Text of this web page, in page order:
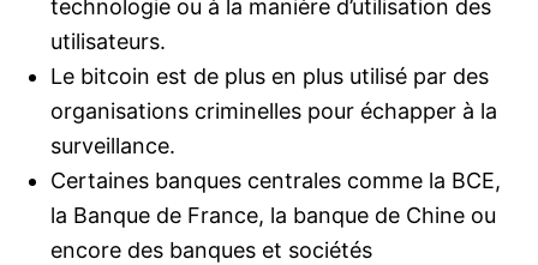
technologie ou à la manière d’utilisation des
utilisateurs.
Le bitcoin est de plus en plus utilisé par des
organisations criminelles pour échapper à la
surveillance.
Certaines banques centrales comme la BCE,
la Banque de France, la banque de Chine ou
encore des banques et sociétés